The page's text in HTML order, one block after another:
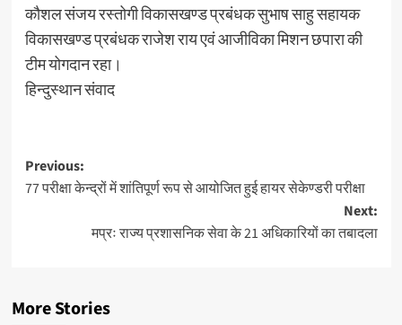
कौशल संजय रस्तोगी विकासखण्ड प्रबंधक सुभाष साहु सहायक
विकासखण्ड प्रबंधक राजेश राय एवं आजीविका मिशन छपारा की
टीम योगदान रहा।
हिन्दुस्थान संवाद
Post
navigation
Previous:
77 परीक्षा केन्द्रों में शांतिपूर्ण रूप से आयोजित हुई हायर सेकेण्डरी परीक्षा
Next:
मप्रः राज्य प्रशासनिक सेवा के 21 अधिकारियों का तबादला
More Stories